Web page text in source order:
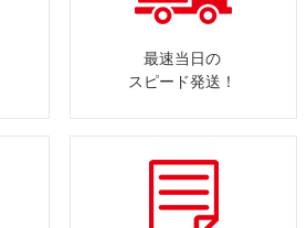
最速当日の
スピード発送！